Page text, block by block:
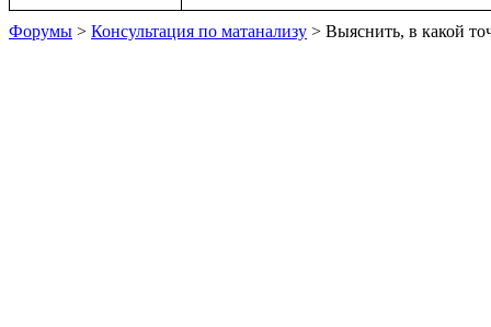
Форумы > Консультация по матанализу > Выяснить, в какой